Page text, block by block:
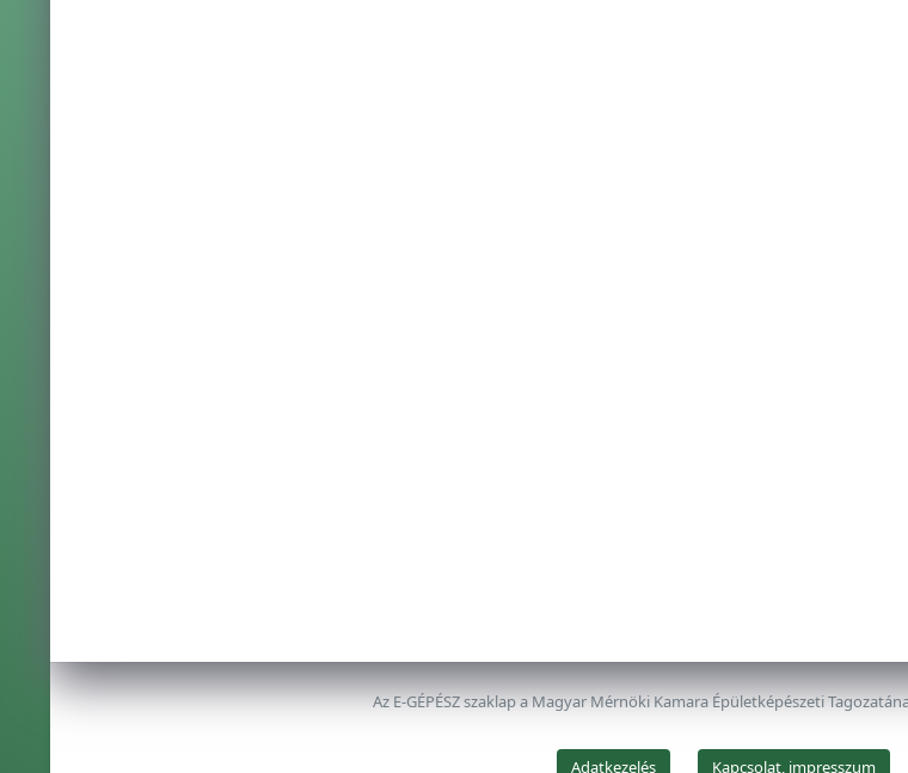
Az E-GÉPÉSZ szaklap a Magyar Mérnöki Kamara Épületképészeti
Adatkezelés Kapcsolat, impresszum